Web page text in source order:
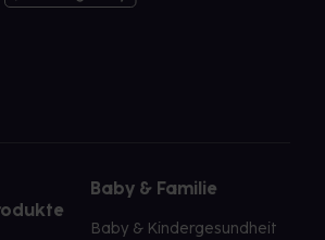
Baby & Familie
Baby & Kindergesundheit